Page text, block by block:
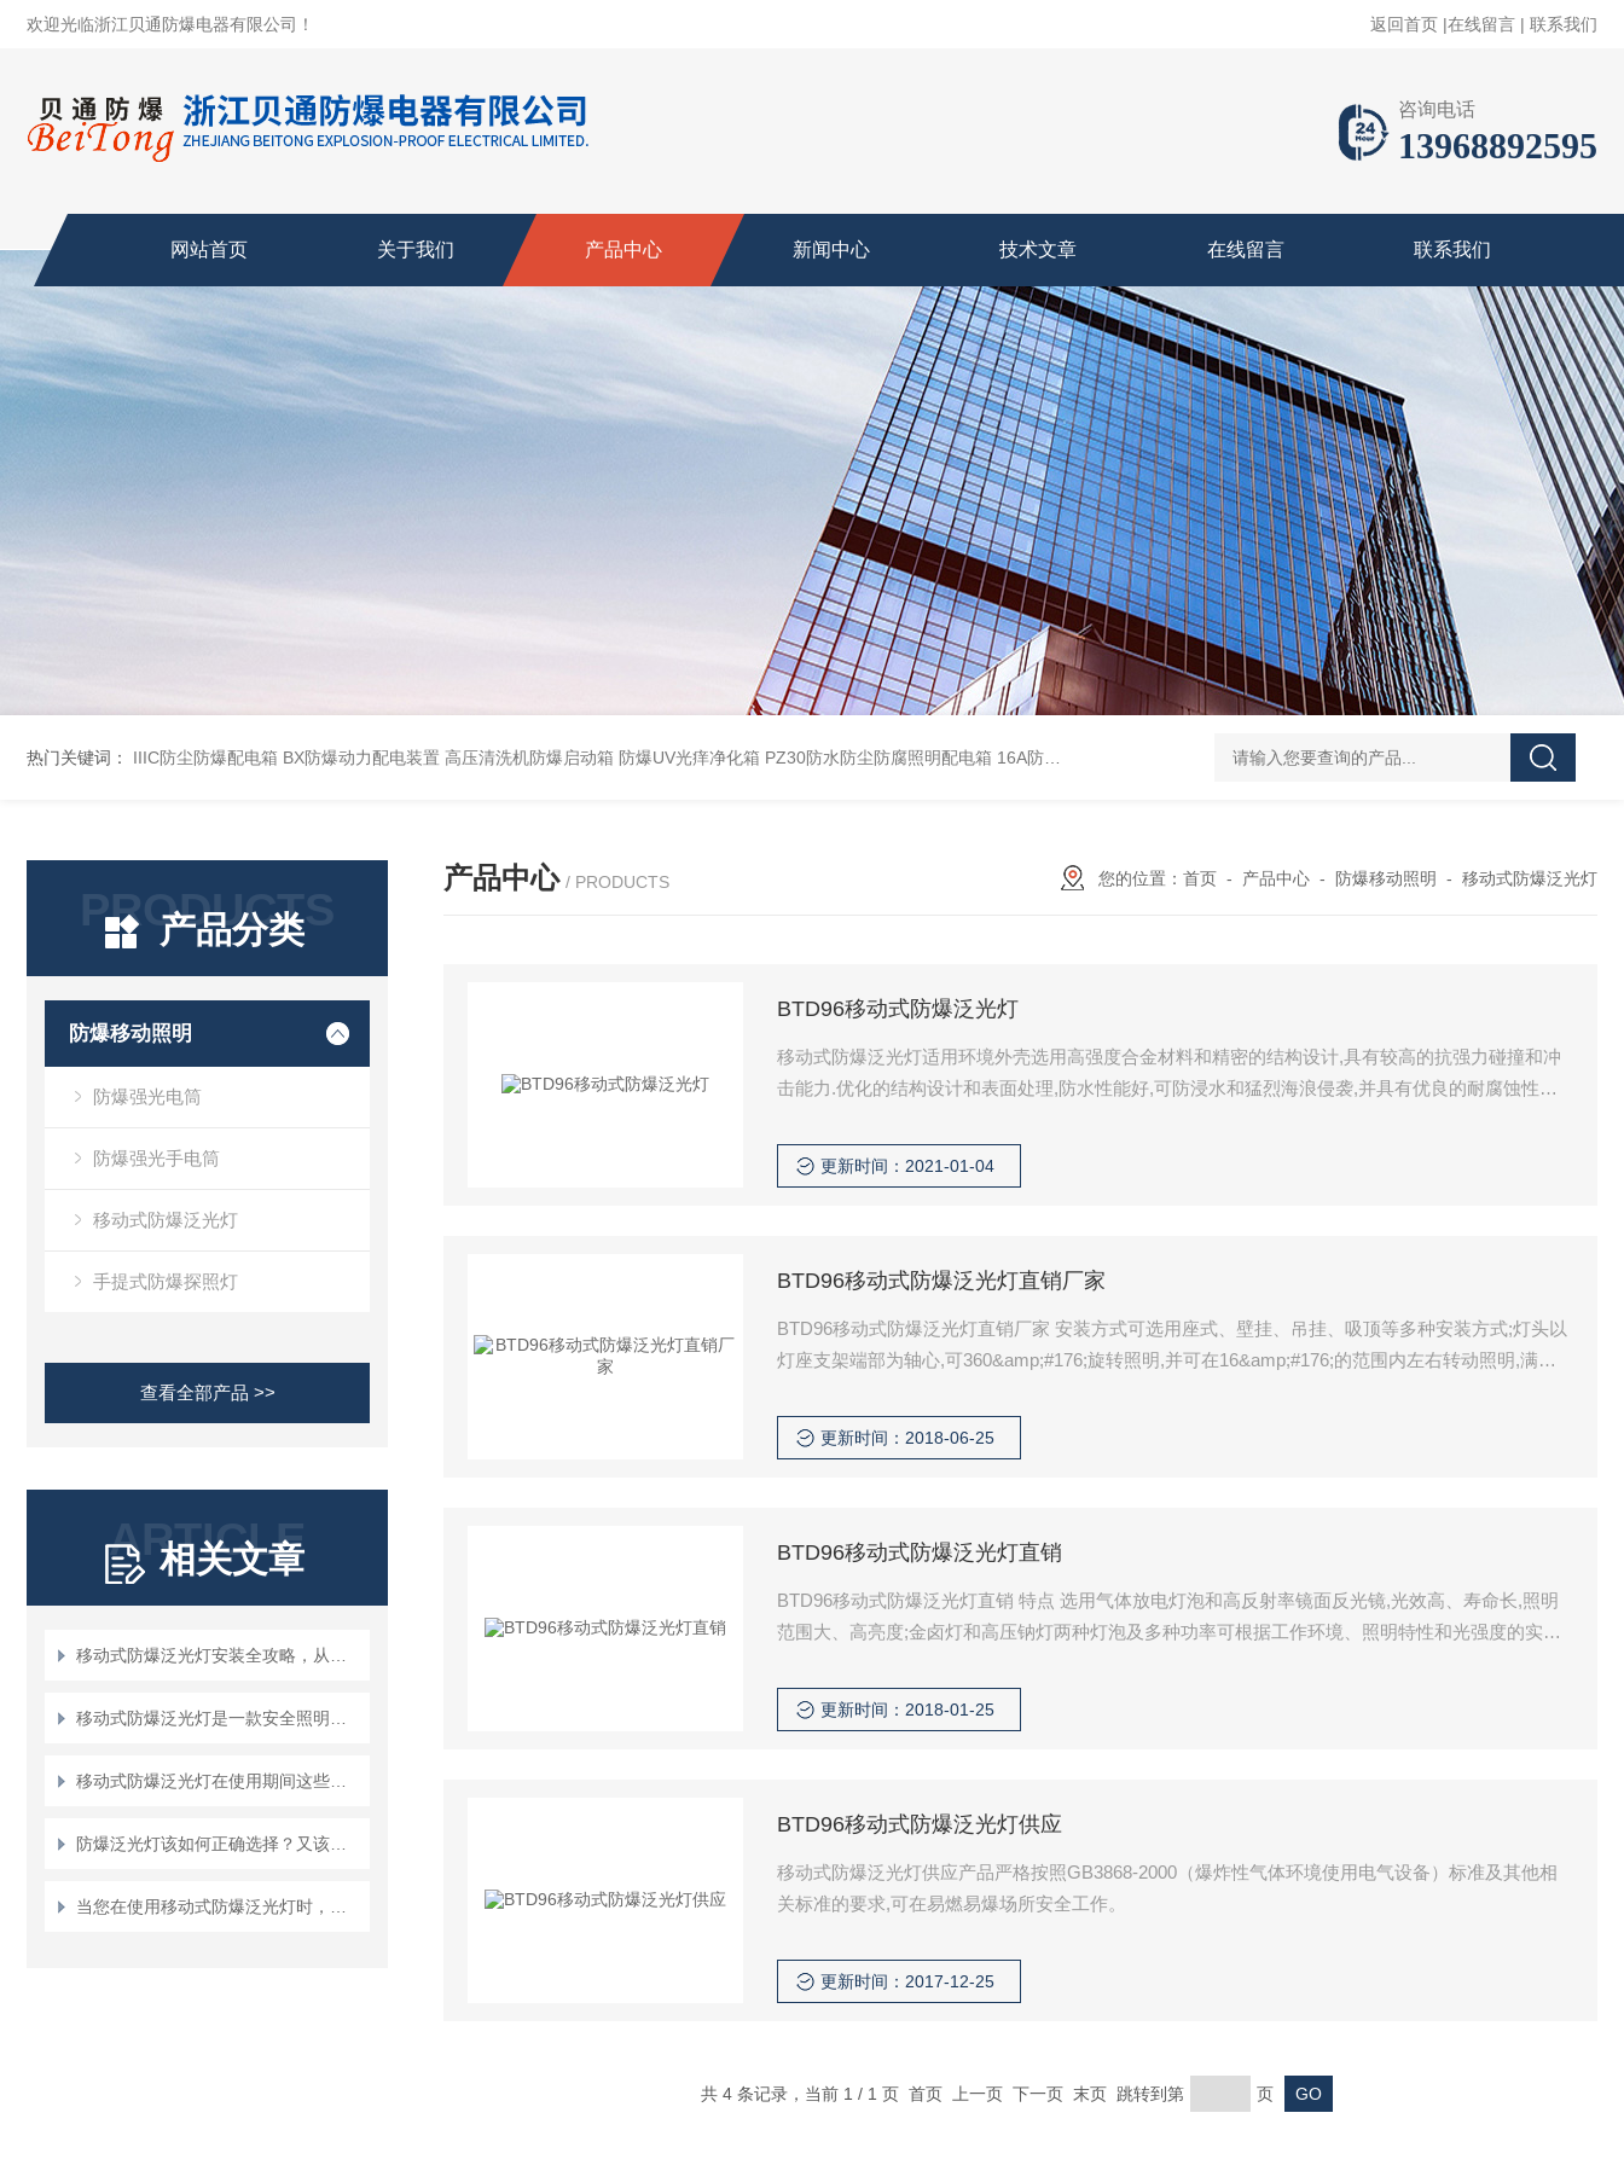
欢迎光临浙江贝通防爆电器有限公司！ 返回首页 |在线留言 | 联系我们
咨询电话
13968892595
网站首页 关于我们 产品中心 新闻中心 技术文章 在线留言 联系我们
热门关键词： IIIC防尘防爆配电箱 BX防爆动力配电装置 高压清洗机防爆启动箱 防爆UV光痒净化箱 PZ30防水防尘防腐照明配电箱 16A防水防尘防腐照明开关 防水防腐检修插座箱 4回路带漏电防爆照明配电箱
PRODUCTS
产品分类
防爆移动照明
防爆强光电筒
防爆强光手电筒
移动式防爆泛光灯
手提式防爆探照灯
查看全部产品 >>
ARTICLE
相关文章
产品中心 / PRODUCTS 您的位置： 首页 - 产品中心 - 防爆移动照明 - 移动式防爆泛光灯
BTD96移动式防爆泛光灯
移动式防爆泛光灯适用环境外壳选用高强度合金材料和精密的结构设计,具有较高的抗强力碰撞和冲
击能力.优化的结构设计和表面处理,防水性能好,可防浸水和猛烈海浪侵袭,并具有优良的耐腐蚀性
更新时间：2021-01-04
BTD96移动式防爆泛光灯直销厂家
BTD96移动式防爆泛光灯直销厂家 安装方式可选用座式、壁挂、吊挂、吸顶等多种安装方式;灯头以
灯座支架端部为轴心,可360&amp;#176;旋转照明,并可在16&amp;#176;的范围内左右转动照明,满足
多个电缆引入口,可实现多灯并连,适合布局工程照明。
更新时间：2018-06-25
BTD96移动式防爆泛光灯直销
BTD96移动式防爆泛光灯直销 特点 选用气体放电灯泡和高反射率镜面反光镜,光效高、寿命长,照明
范围大、高亮度;金卤灯和高压钠灯两种灯泡及多种功率可根据工作环境、照明特性和光强度的实际
更新时间：2018-01-25
BTD96移动式防爆泛光灯供应
移动式防爆泛光灯供应产品严格按照GB3868-2000（爆炸性气体环境使用电气设备）标准及其他相
关标准的要求,可在易燃易爆场所安全工作。
更新时间：2017-12-25
共 4 条记录，当前 1 / 1 页 首页 上一页 下一页 末页 跳转到第 页